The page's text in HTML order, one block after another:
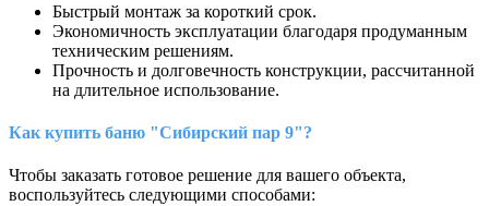
Быстрый монтаж за короткий срок.
Экономичность эксплуатации благодаря продуманным
техническим решениям.
Прочность и долговечность конструкции, рассчитанной
на длительное использование.
Как купить баню "Сибирский пар 9"?
Чтобы заказать готовое решение для вашего объекта,
воспользуйтесь следующими способами: